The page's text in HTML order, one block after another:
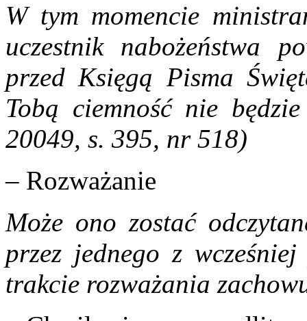
W tym momencie
uczestnik nabożeństwa
przed Księgą Pisma
Tobą ciemność nie
20049, s. 395, nr 518)
– Rozważanie
Może ono zostać
przez jednego z
trakcie rozważania